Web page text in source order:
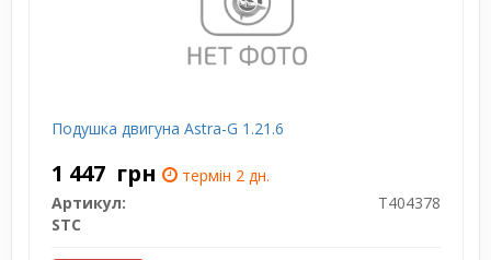
Подушка двигуна Astra-G 1.21.6
1 447 грн
термін 2 дн.
Артикул:
T404378
STC